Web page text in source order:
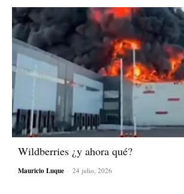
Wildberries ¿y ahora qué?
Mauricio Luque - 24 julio, 2026